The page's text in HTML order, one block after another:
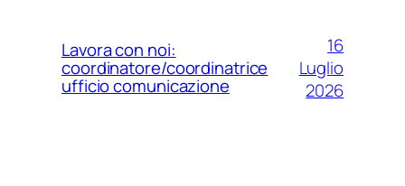
Lavora con noi:
coordinatore/coordinatrice
ufficio comunicazione
16
Luglio
2026